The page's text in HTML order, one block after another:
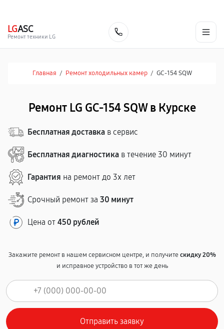
LGASC
Ремонт техники LG
Главная / Ремонт холодильных камер / GC-154 SQW
Ремонт LG GC-154 SQW в Курске
Бесплатная доставка в сервис
Бесплатная диагностика в течение 30 минут
Гарантия на ремонт до 3х лет
Срочный ремонт за 30 минут
Цена от 450 рублей
Закажите ремонт в нашем сервисном центре, и получитескидку 20%
и исправное устройство в тот же день